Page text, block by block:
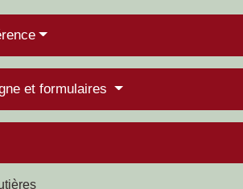
et formulaires